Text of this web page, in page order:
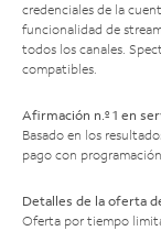
credenciales de la
funcionalidad de
todos los canales.
compatibles.
Afirmación n.º 1 en
Basado en los
pago con
Detalles de la oferta
Oferta por tiempo